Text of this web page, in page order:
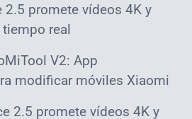
2.5 promete vídeos 4K y
real
V2: App
modificar móviles Xiaomi
2.5 promete vídeos 4K y